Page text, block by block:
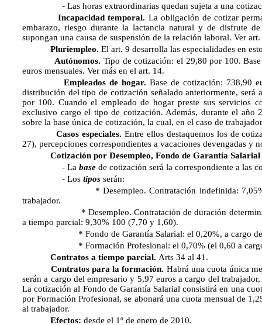
- Las horas extraordinarias quedan sujeta a una
Incapacidad temporal. La obligación de cotizar
embarazo, riesgo durante la lactancia natural y de disfrute
supongan una causa de suspensión de la relación laboral. Ver art.
Pluriempleo. El art. 9 desarrolla las especialidades en
Autónomos. Tipo de cotización: el 29,80 por 100.
euros mensuales. Ver más en el art. 14.
Empleados de hogar. Base de cotización: 738,90
distribución del tipo de cotización señalado anteriormente,
por 100. Cuando el empleado de hogar preste sus servicios
exclusivo cargo el tipo de cotización. Además, durante el
sobre la base única de cotización, la cual, en el caso de
Casos especiales. Entre ellos destaquemos los de
27), percepciones correspondientes a vacaciones devengadas y
Cotización por Desempleo, Fondo de Garantía Salarial
- La base de cotización será la correspondiente a las
- Los tipos serán:
* Desempleo. Contratación indefinida: 7,05%, del
trabajador.
* Desempleo. Contratación de duración determinada.
a tiempo parcial: 9,30% 100 (7,70 y 1,60).
* Fondo de Garantía Salarial: el 0,20%, a cargo de
* Formación Profesional: el 0,70% (el 0,60 a cargo de
Contratos a tiempo parcial. Arts 34 al 41.
Contratos para la formación. Habrá una cuota única
serán a cargo del empresario y 5,97 euros a cargo del
La cotización al Fondo de Garantía Salarial consistirá en una
por Formación Profesional, se abonará una cuota mensual de
al trabajador.
Efectos: desde el 1º de enero de 2010.